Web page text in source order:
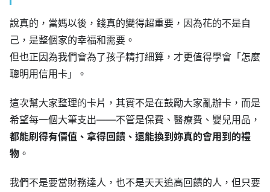
說真的，當媽以後，錢真的變得超重要，因為花的不是自
己，是整個家的幸福和需要。
但也正因為我們會為了孩子精打細算，才更值得學會「怎麼
聰明用信用卡」。
這次幫大家整理的卡片，其實不是在鼓勵大家亂辦卡，而是
希望每一個大筆支出——不管是保費、醫療費、嬰兒用品，
都能刷得有價值、拿得回饋、還能換到妳真的會用到的禮
物 。
我們不是要當財務達人，也不是天天追高回饋的人，但只要